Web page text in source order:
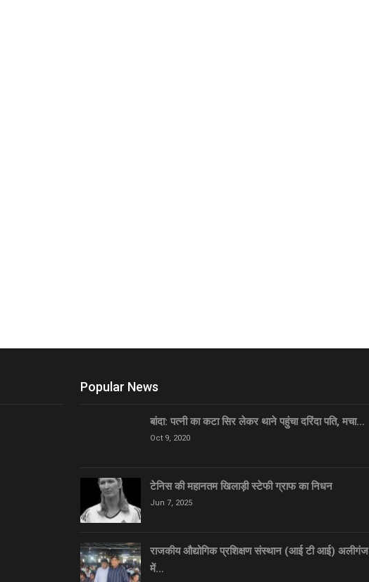
Popular News
बांदा: पत्नी का कटा सिर लेकर थाने पहुंचा दरिंदा पति, मचा…
Oct 9, 2020
टेनिस की महानतम खिलाड़ी स्टेफी ग्राफ का निधन
Jun 7, 2025
राजकीय औद्योगिक प्रशिक्षण संस्थान (आई टी आई) अलीगंज
में…